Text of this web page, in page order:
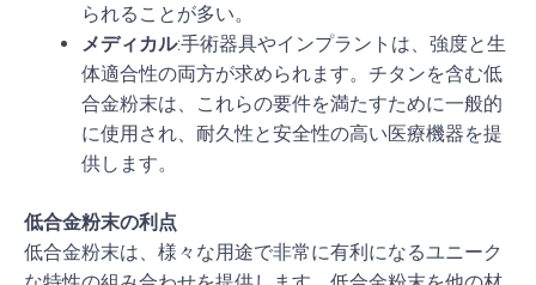
られることが多い。
メディカル:手術器具やインプラントは、強度と生
体適合性の両方が求められます。チタンを含む低
合金粉末は、これらの要件を満たすために一般的
に使用され、耐久性と安全性の高い医療機器を提
供します。
低合金粉末の利点
低合金粉末は、様々な用途で非常に有利になるユニーク